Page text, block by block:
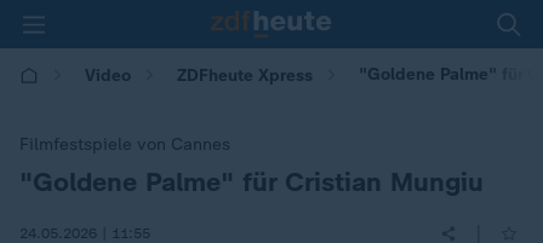
Video ZDFheute Xpress "Goldene Palme" für
Filmfestspiele von Cannes
:"Goldene Palme" für Cristian Mungiu
24.05.2026 | 11:55